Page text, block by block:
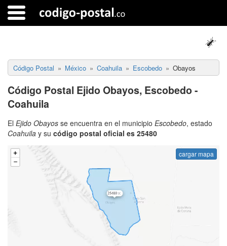
Código Postal México Coahuila Escobedo Obayos
Código Postal Ejido Obayos, Escobedo -
Coahuila
El Ejido Obayos se encuentra en el municipio Escobedo, estado
Coahuila y su código postal oficial es 25480
cargar mapa